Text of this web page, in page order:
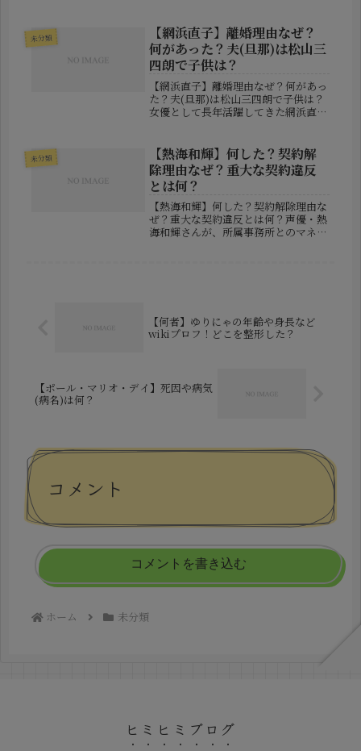
ーティストとのコラボレーションで注
目を集めるイラストレーター・田中...
未分類
【網浜直子】離婚理由なぜ？
何があった？夫(旦那)は松山三
四朗で子供は？
【網浜直子】離婚理由なぜ？何があっ
た？夫(旦那)は松山三四朗で子供は？
女優として長年活躍してきた網浜直子
1998年に結婚して以来、およそ28年
にわたって夫婦として歩んで...
未分類
【熱海和輝】何した？契約解
除理由なぜ？重大な契約違反
とは何？
【熱海和輝】何した？契約解除理由な
ぜ？重大な契約違反とは何？声優・熱
海和輝さんが、所属事務所とのマネジ
【何者】ゆりにゃの年齢や身長など
wikiプロフ！どこを整形した？
【ポール・マリオ・デイ】死因や病気
(病名)は何？
コメント
コメントを書き込む
ホーム 未分類
ヒミヒミブログ